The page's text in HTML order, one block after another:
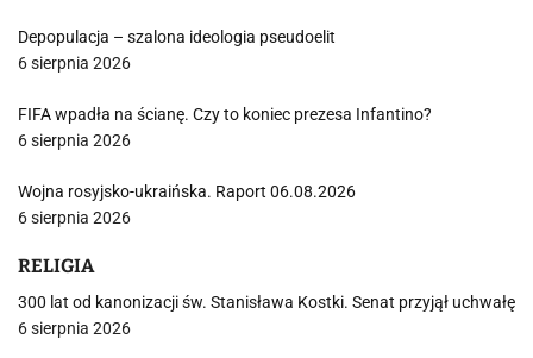
Depopulacja – szalona ideologia pseudoelit
6 sierpnia 2026
FIFA wpadła na ścianę. Czy to koniec prezesa Infantino?
6 sierpnia 2026
Wojna rosyjsko-ukraińska. Raport 06.08.2026
6 sierpnia 2026
RELIGIA
300 lat od kanonizacji św. Stanisława Kostki. Senat przyjął uchwałę
6 sierpnia 2026